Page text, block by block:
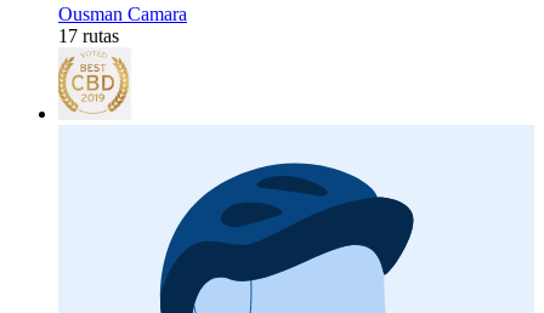
Ousman Camara
17 rutas